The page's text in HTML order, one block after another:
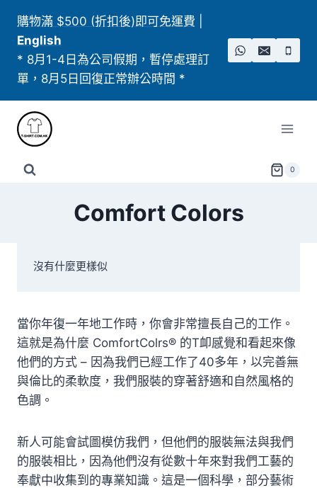
content
購物滿 $500 (折扣後)即可免運費
English
* 8月1-4日為公司假期，暫停處理訂
單，8月5日回復正常辦公時間 *
0
Comfort Colors
沒有什麼更樣似
當你年復一年地工作時，你會非常擅長自己的工作。
這就是為什麼 ComfortColrs® 的T卹感覺和看起來像
他們的方式 – 因為我們已經工作了40多年，以完善無
與倫比的柔軟度，我們服裝的穿著舒適和自然風格的
色調。
新人可能會試圖模仿我們，但他們的服裝無法與我們
的服裝相比，因為他們沒有從數十年來對我們工藝的
奉獻中收集到的專業知識。這是一個科學，部分藝術